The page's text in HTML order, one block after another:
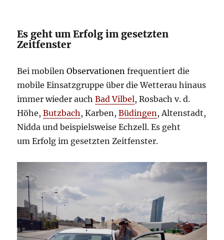
Es geht um Erfolg im gesetzten
Zeitfenster
Bei mobilenObservationenfrequentiert die
mobile Einsatzgruppe über die Wetterau hinaus
immer wieder auchBad Vilbel, Rosbach v. d.
Höhe,Butzbach, Karben,Büdingen, Altenstadt,
Nidda und beispielsweise Echzell. Es geht
um Erfolg im gesetzten Zeitfenster.